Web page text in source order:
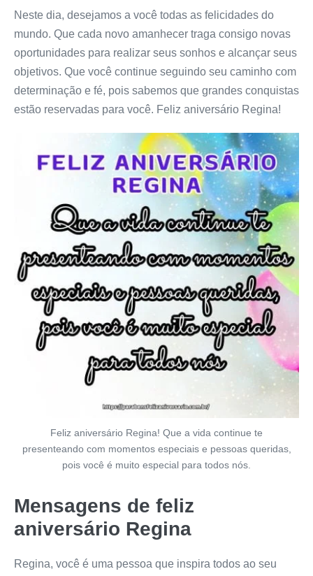
Neste dia, desejamos a você todas as felicidades do
mundo. Que cada novo amanhecer traga consigo novas
oportunidades para realizar seus sonhos e alcançar seus
objetivos. Que você continue seguindo seu caminho com
determinação e fé, pois sabemos que grandes conquistas
estão reservadas para você. Feliz aniversário Regina!
Feliz aniversário Regina! Que a vida continue te
presenteando com momentos especiais e pessoas queridas,
pois você é muito especial para todos nós.
Mensagens de feliz
aniversário Regina
Regina, você é uma pessoa que inspira todos ao seu